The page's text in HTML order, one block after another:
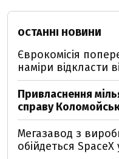
ОСТАННІ НОВИНИ
Єврокомісія
наміри відкласти
Привласнення
справу
Мегазавод з
обійдеться SpaceX